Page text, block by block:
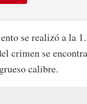
se realizó a la
crimen se
calibre.